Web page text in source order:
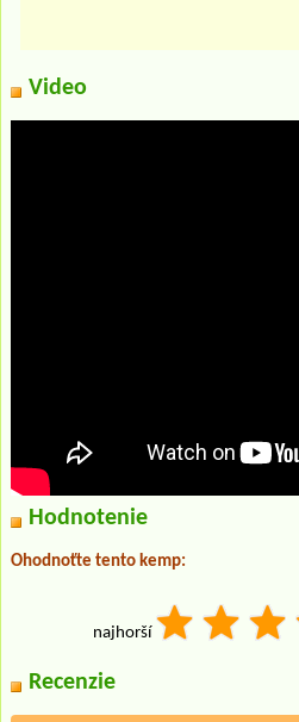
Video
Hodnotenie
Ohodnoťte tento kemp:
najhorší
Recenzie